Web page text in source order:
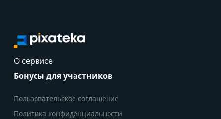
О сервисе
Бонусы для участников
Пользовательское соглашение
Политика конфиденциальности